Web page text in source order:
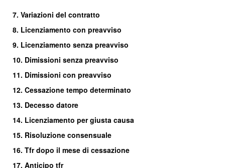
7. Variazioni del contratto
8. Licenziamento con preavviso
9. Licenziamento senza preavviso
10. Dimissioni senza preavviso
11. Dimissioni con preavviso
12. Cessazione tempo determinato
13. Decesso datore
14. Licenziamento per giusta causa
15. Risoluzione consensuale
16. Tfr dopo il mese di cessazione
17. Anticipo tfr